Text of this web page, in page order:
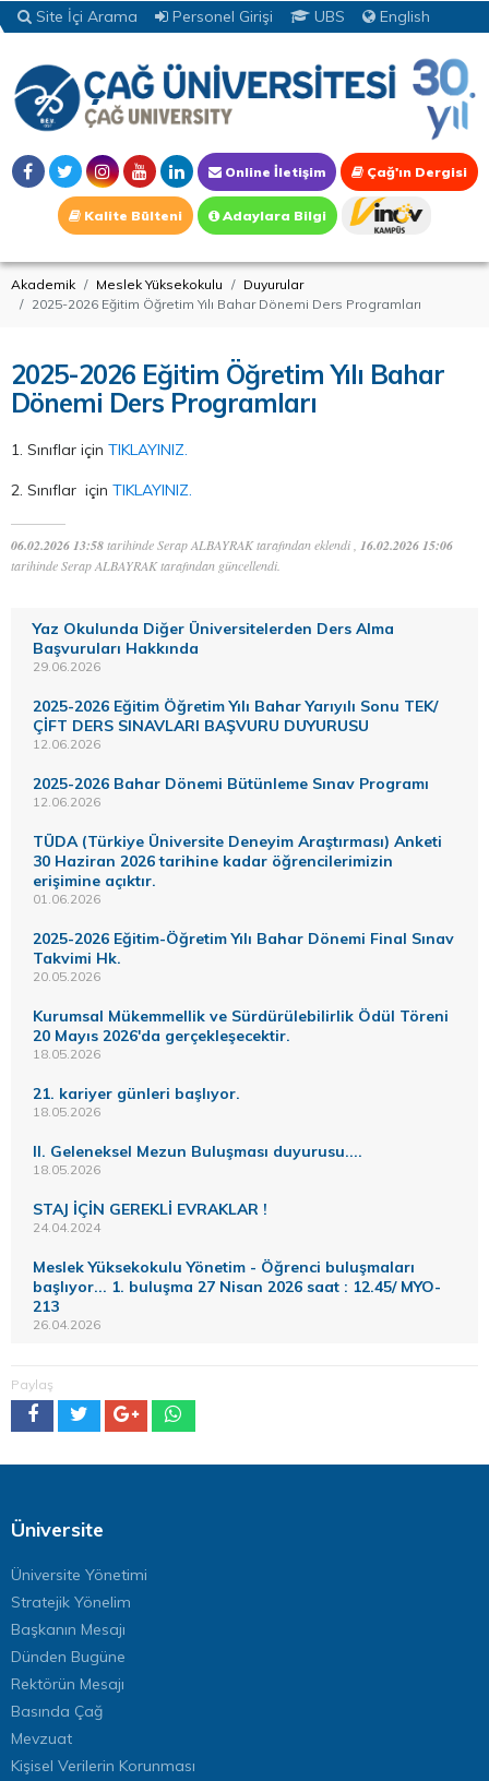
Site İçi Arama Personel Girişi UBS English
Online İletişim Çağ'ın Dergisi
Kalite Bülteni Adaylara Bilgi
Akademik Meslek Yüksekokulu
Duyurular
2025-2026 Eğitim Öğretim Yılı Bahar Dönemi Ders Programları
2025-2026 Eğitim Öğretim Yılı Bahar
Dönemi Ders Programları
1. Sınıflar için TIKLAYINIZ.
2. Sınıflar için TIKLAYINIZ.
06.02.2026 13:58tarihinde Serap ALBAYRAK tarafından eklendi , 16.02.2026 15:06
tarihinde Serap ALBAYRAK tarafından güncellendi.
Yaz Okulunda Diğer Üniversitelerden Ders Alma
Başvuruları Hakkında
29.06.2026
2025-2026 Eğitim Öğretim Yılı Bahar Yarıyılı Sonu TEK/
ÇİFT DERS SINAVLARI BAŞVURU DUYURUSU
12.06.2026
2025-2026 Bahar Dönemi Bütünleme Sınav Programı
12.06.2026
TÜDA (Türkiye Üniversite Deneyim Araştırması) Anketi
30 Haziran 2026 tarihine kadar öğrencilerimizin
erişimine açıktır.
01.06.2026
2025-2026 Eğitim-Öğretim Yılı Bahar Dönemi Final Sınav
Takvimi Hk.
20.05.2026
Kurumsal Mükemmellik ve Sürdürülebilirlik Ödül Töreni
20 Mayıs 2026'da gerçekleşecektir.
18.05.2026
21. kariyer günleri başlıyor.
18.05.2026
II. Geleneksel Mezun Buluşması duyurusu....
18.05.2026
STAJ İÇİN GEREKLİ EVRAKLAR !
24.04.2024
Meslek Yüksekokulu Yönetim - Öğrenci buluşmaları
başlıyor... 1. buluşma 27 Nisan 2026 saat : 12.45/ MYO-
213
26.04.2026
Paylaş
Üniversite
Üniversite Yönetimi
Stratejik Yönelim
Başkanın Mesajı
Dünden Bugüne
Rektörün Mesajı
Basında Çağ
Mevzuat
Kişisel Verilerin Korunması